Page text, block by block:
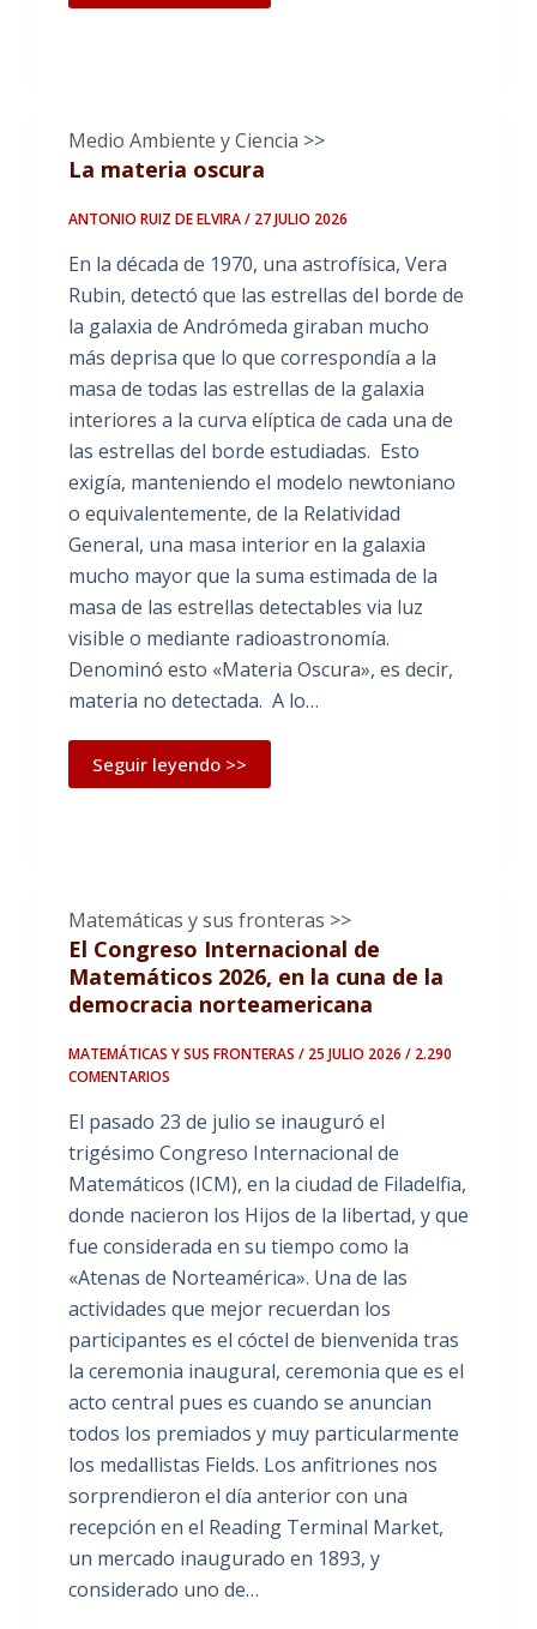
Medio Ambiente y Ciencia >>
La materia oscura
ANTONIO RUIZ DE ELVIRA / 27 JULIO 2026
En la década de 1970, una astrofísica, Vera
Rubin, detectó que las estrellas del borde de
la galaxia de Andrómeda giraban mucho
más deprisa que lo que correspondía a la
masa de todas las estrellas de la galaxia
interiores a la curva elíptica de cada una de
las estrellas del borde estudiadas. Esto
exigía, manteniendo el modelo newtoniano
o equivalentemente, de la Relatividad
General, una masa interior en la galaxia
mucho mayor que la suma estimada de la
masa de las estrellas detectables via luz
visible o mediante radioastronomía.
Denominó esto «Materia Oscura», es decir,
materia no detectada. A lo…
Seguir leyendo >>
Matemáticas y sus fronteras >>
El Congreso Internacional de
Matemáticos 2026, en la cuna de la
democracia norteamericana
MATEMÁTICAS Y SUS FRONTERAS / 25 JULIO 2026 / 2.290
COMENTARIOS
El pasado 23 de julio se inauguró el
trigésimo Congreso Internacional de
Matemáticos (ICM), en la ciudad de Filadelfia,
donde nacieron los Hijos de la libertad, y que
fue considerada en su tiempo como la
«Atenas de Norteamérica». Una de las
actividades que mejor recuerdan los
participantes es el cóctel de bienvenida tras
la ceremonia inaugural, ceremonia que es el
acto central pues es cuando se anuncian
todos los premiados y muy particularmente
los medallistas Fields. Los anfitriones nos
sorprendieron el día anterior con una
recepción en el Reading Terminal Market,
un mercado inaugurado en 1893, y
considerado uno de…